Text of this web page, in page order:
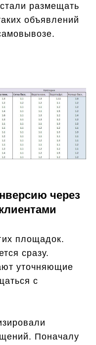
размещать
объявлений
через
площадок.
сразу.
уточняющие
с
Поначалу